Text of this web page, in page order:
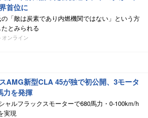
首位に
「敵は炭素であり内燃機関ではない」という方
とみられる
オンライン
AMG新型CLA 45が独で初公開、3モータ
力を発揮
ャルフラックスモーターで680馬力・0-100km/h
実現